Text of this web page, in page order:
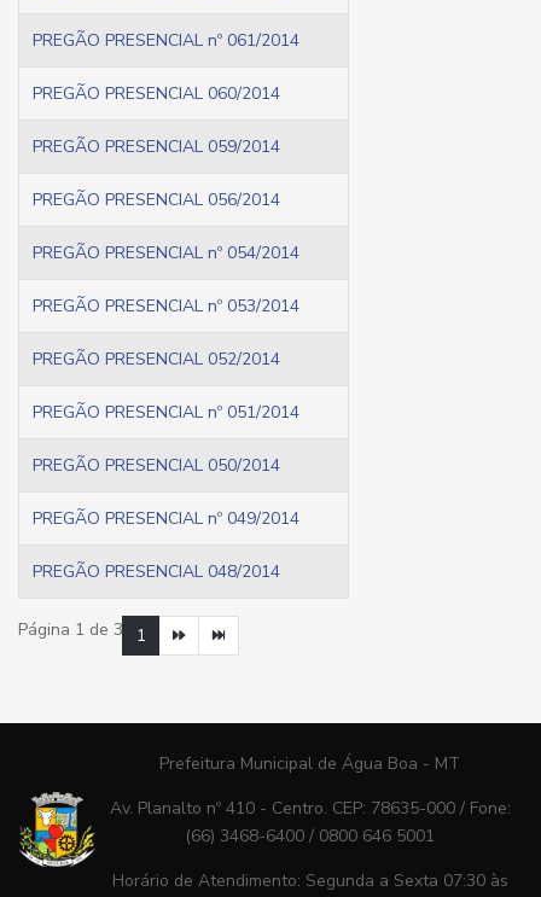
PREGÃO PRESENCIAL nº 061/2014
PREGÃO PRESENCIAL 060/2014
PREGÃO PRESENCIAL 059/2014
PREGÃO PRESENCIAL 056/2014
PREGÃO PRESENCIAL nº 054/2014
PREGÃO PRESENCIAL nº 053/2014
PREGÃO PRESENCIAL 052/2014
PREGÃO PRESENCIAL nº 051/2014
PREGÃO PRESENCIAL 050/2014
PREGÃO PRESENCIAL nº 049/2014
PREGÃO PRESENCIAL 048/2014
Página 1 de 3 1
Prefeitura Municipal de Água Boa - MT
Av. Planalto nº 410 - Centro. CEP: 78635-000 / Fone:
(66) 3468-6400 / 0800 646 5001
Horário de Atendimento: Segunda a Sexta 07:30 às